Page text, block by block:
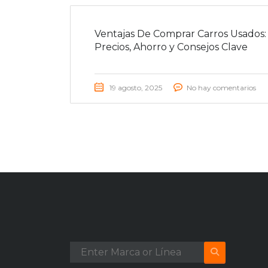
Ventajas De Comprar Carros Usados:
Precios, Ahorro y Consejos Clave
19 agosto, 2025 No hay comentarios